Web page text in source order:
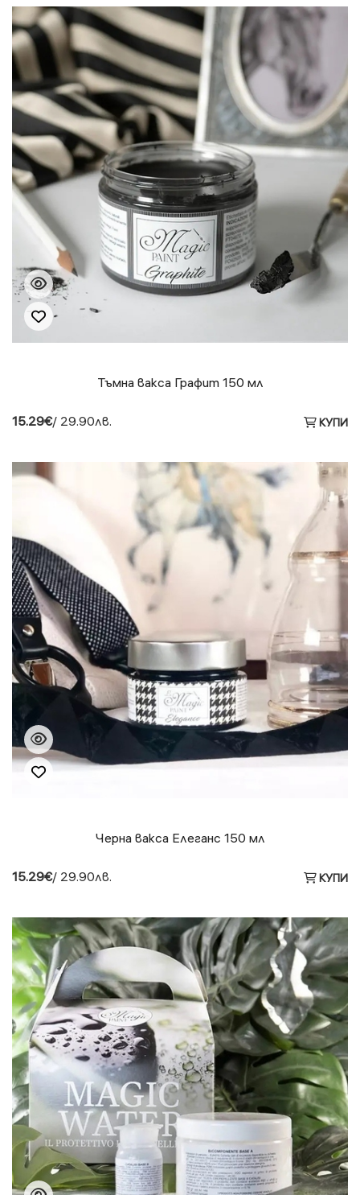
Тъмна вакса Графит 150 мл
15.29€/ 29.90лв. КУПИ
Черна вакса Елеганс 150 мл
15.29€/ 29.90лв. КУПИ